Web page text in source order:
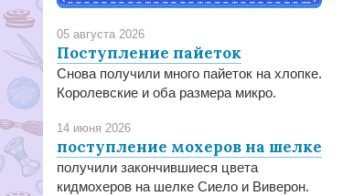
05 августа 2026
Поступление пайеток
Снова получили много пайеток на хлопке.
Королевские и оба размера микро.
14 июня 2026
поступление мохеров на шелке
получили закончившиеся цвета
кидмохеров на шелке Сиело и Виверон.